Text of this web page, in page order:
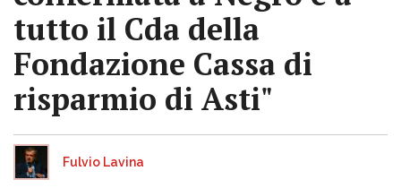
tutto il Cda della
Fondazione Cassa di
risparmio di Asti"
Fulvio Lavina